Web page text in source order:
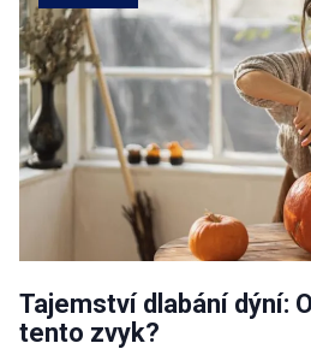
Tajemství dlabání dýní:
tento zvyk?